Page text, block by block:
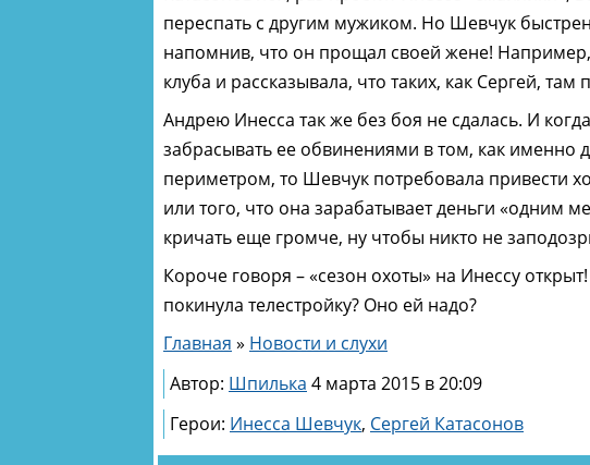
переспать с другим мужиком. Но Шевчук
напомнив, что он прощал своей жене!
клуба и рассказывала, что таких, как Сергей,
Андрею Инесса так же без боя не сдалась. И
забрасывать ее обвинениями в том, как именно
периметром, то Шевчук потребовала привести
или того, что она зарабатывает деньги «одним
кричать еще громче, ну чтобы никто не
Короче говоря – «сезон охоты» на Инессу
покинула телестройку? Оно ей надо?
Главная » Новости и слухи
Автор: Шпилька 4 марта 2015 в 20:09
Герои: Инесса Шевчук, Сергей Катасонов